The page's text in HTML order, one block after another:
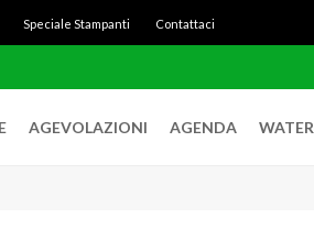
Speciale Stampanti Contattaci
AGEVOLAZIONI AGENDA WATER